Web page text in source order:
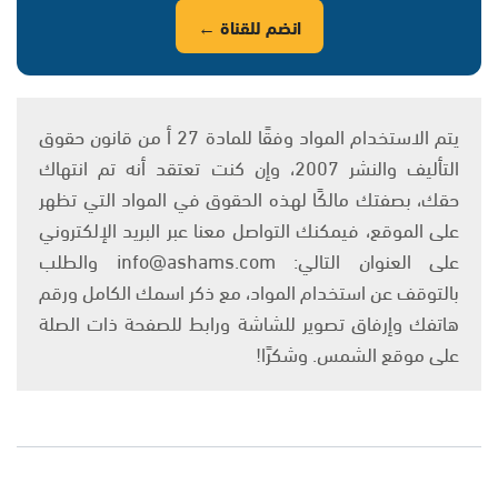
انضم للقناة ←
يتم الاستخدام المواد وفقًا للمادة 27 أ من قانون حقوق
التأليف والنشر 2007، وإن كنت تعتقد أنه تم انتهاك
حقك، بصفتك مالكًا لهذه الحقوق في المواد التي تظهر
على الموقع، فيمكنك التواصل معنا عبر البريد الإلكتروني
على العنوان التالي: info@ashams.com والطلب
بالتوقف عن استخدام المواد، مع ذكر اسمك الكامل ورقم
هاتفك وإرفاق تصوير للشاشة ورابط للصفحة ذات الصلة
على موقع الشمس. وشكرًا!